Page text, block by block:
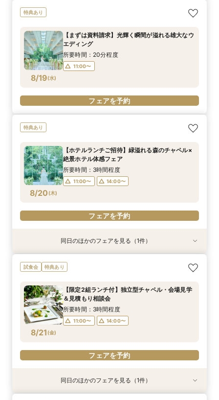
8/18(火)
【ご多忙な方へオススメ】ご自宅で安心！オンラ
14:00〜
特典あり
8/19(水)
【まずは資料請求】光輝く瞬間が溢れる雄大なウ
エディング
所要時間：20分程度
11:00〜
フェアを予約
特典あり
8/20 (木)
【ホテルランチご招待】緑溢れる森のチャペル×
絶景ホテル体感フェア
所要時間：3時間程度
11:00〜 14:00〜
フェアを予約
8/20(木)
【ご多忙な方へオススメ】ご自宅で安心！オンラ
イン相談フェア
14:00〜 16:00〜
同日のほかのフェアを見る（1件）
試食会 特典あり
8/21 (金)
【限定2組ランチ付】独立型チャペル・会場見学
＆見積もり相談会
所要時間：3時間程度
11:00〜 14:00〜
フェアを予約
同日のほかのフェアを見る（1件）